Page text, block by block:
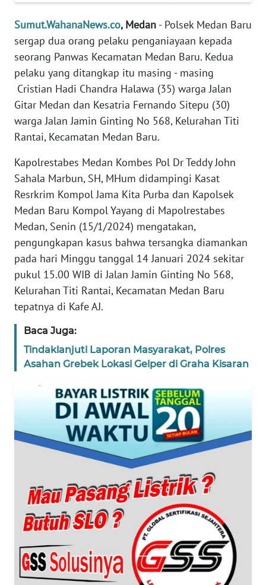
Sumut.WahanaNews.co, Medan - Polsek Medan Baru
sergap dua orang pelaku penganiayaan kepada
seorang Panwas Kecamatan Medan Baru. Kedua
pelaku yang ditangkap itu masing - masing
Cristian Hadi Chandra Halawa (35) warga Jalan
Gitar Medan dan Kesatria Fernando Sitepu (30)
warga Jalan Jamin Ginting No 568, Kelurahan Titi
Rantai, Kecamatan Medan Baru.
Kapolrestabes Medan Kombes Pol Dr Teddy John
Sahala Marbun, SH, MHum didampingi Kasat
Resrkrim Kompol Jama Kita Purba dan Kapolsek
Medan Baru Kompol Yayang di Mapolrestabes
Medan, Senin (15/1/2024) mengatakan,
pengungkapan kasus bahwa tersangka diamankan
pada hari Minggu tanggal 14 Januari 2024 sekitar
pukul 15.00 WIB di Jalan Jamin Ginting No 568,
Kelurahan Titi Rantai, Kecamatan Medan Baru
tepatnya di Kafe AJ.
Baca Juga:
Tindaklanjuti Laporan Masyarakat, Polres
Asahan Grebek Lokasi Gelper di Graha Kisaran
PEDOMAN
MEDIA
SIBER
REDAKSI
KARIR
Wahana
News
WN
SUMUT
WN
JAKARTA
JABAR
WN
WN
PAPUA
PAPUA
BARAT